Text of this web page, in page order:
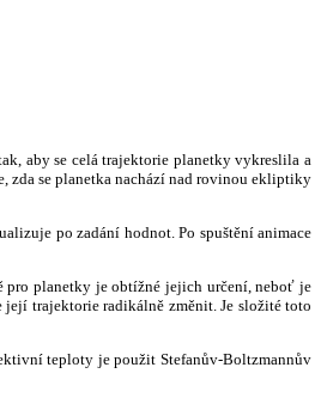
aby se celá trajektorie planetky vykreslila a
zda se planetka nachází nad rovinou ekliptiky
po zadání hodnot. Po spuštění animace
pro planetky je obtížné jejich určení, neboť je
její trajektorie radikálně změnit. Je složité toto
teploty je použit Stefanův-Boltzmannův